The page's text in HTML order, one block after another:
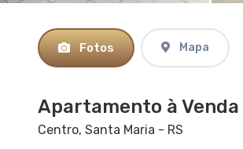
Fotos Mapa
Apartamento à Venda
Centro, Santa Maria - RS